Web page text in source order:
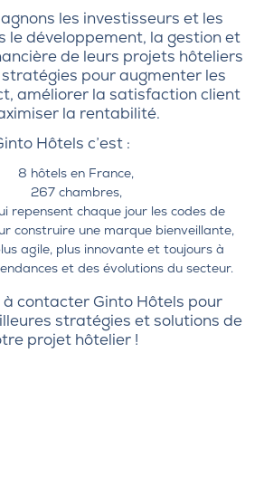
les investisseurs et les
le développement, la gestion et
de leurs projets hôteliers
pour augmenter les
améliorer la satisfaction client
la rentabilité.
Hôtels c’est :
8 hôtels en France,
267 chambres,
repensent chaque jour les codes de
construire une marque bienveillante,
agile, plus innovante et toujours à
et des évolutions du secteur.
à contacter Ginto Hôtels pour
stratégies et solutions de
projet hôtelier !